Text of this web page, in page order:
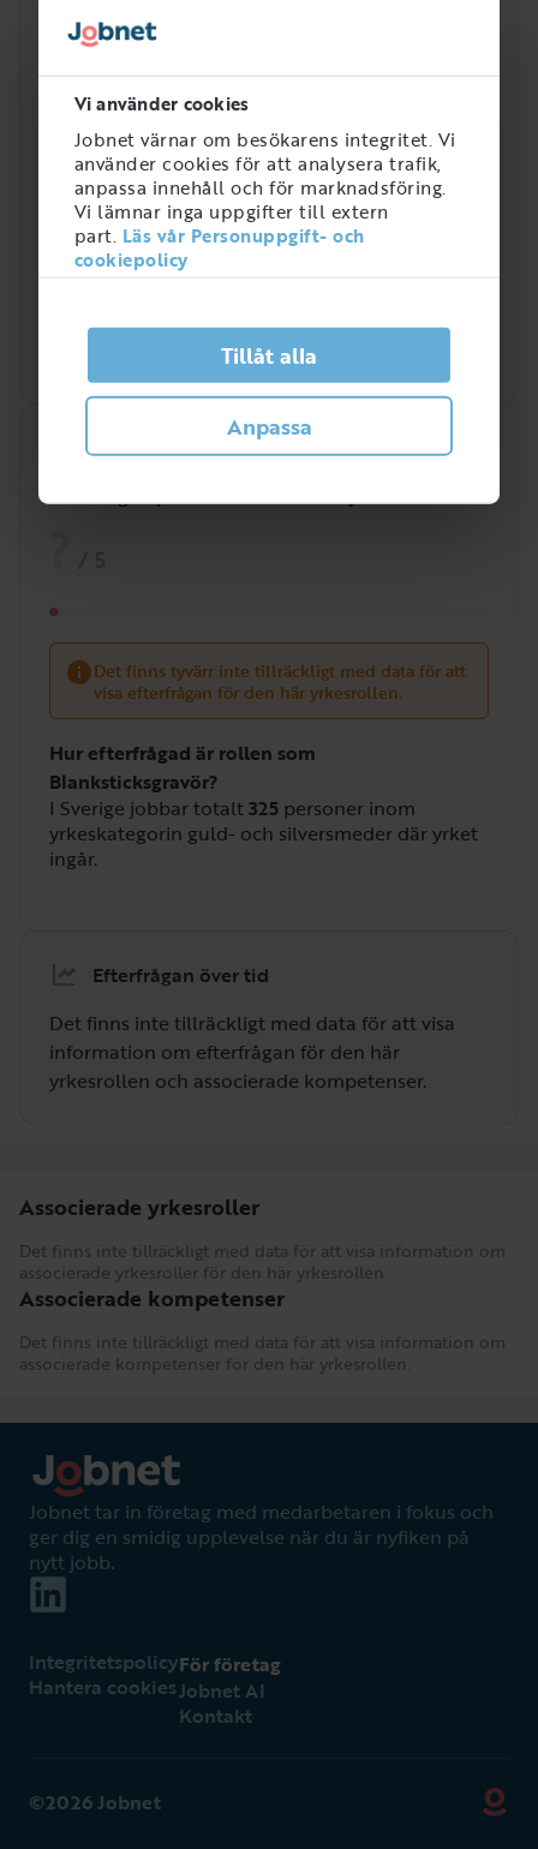
Vi använder cookies
Jobnet värnar om besökarens integritet. Vi
använder cookies för att analysera trafik,
anpassa innehåll och för marknadsföring.
Vi lämnar inga uppgifter till extern
part. Läs vår Personuppgift- och
cookiepolicy
Tillåt alla
Anpassa
Snabbanalys
Efterfrågan på arbetsmarknaden just nu
Det finns tyvärr inte tillräckligt med data för att
visa efterfrågan för den här yrkesrollen.
Hur efterfrågad är rollen som
Blanksticksgravör?
I Sverige jobbar totalt325 personer inom
yrkeskategorin guld- och silversmeder där yrket
ingår.
Efterfrågan över tid
Det finns inte tillräckligt med data för att visa
information om efterfrågan för den här
yrkesrollen och associerade kompetenser.
Associerade yrkesroller
Det finns inte tillräckligt med data för att visa information om
associerade yrkesroller för den här yrkesrollen.
Associerade kompetenser
Det finns inte tillräckligt med data för att visa information om
associerade kompetenser för den här yrkesrollen.
Jobnet tar in företag med medarbetaren i fokus och
ger dig en smidig upplevelse när du är nyfiken på
nytt jobb.
Integritetspolicy
Hantera cookies
För företag
Jobnet AI
Kontakt
©2026 Jobnet